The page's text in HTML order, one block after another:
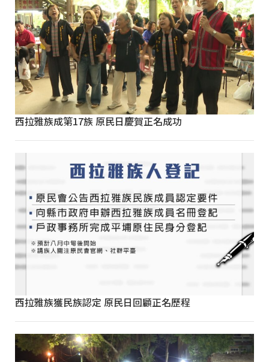
西拉雅族成第17族 原民日慶賀正名成功
西拉雅族獲民族認定 原民日回顧正名歷程